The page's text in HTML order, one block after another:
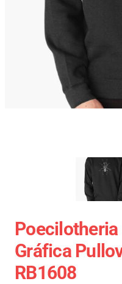
Gráfica
RB1608